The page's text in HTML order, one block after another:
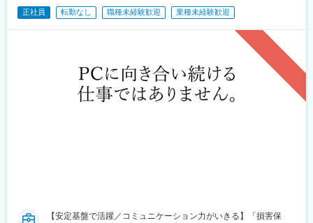
正社員 転勤なし 職種未経験歓迎 業種未経験歓迎
【安定基盤で活躍／コミュニケーション力がいきる】「損害保